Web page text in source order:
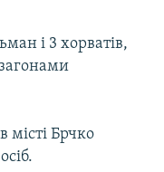
і 3 хорватів,
місті Брчко